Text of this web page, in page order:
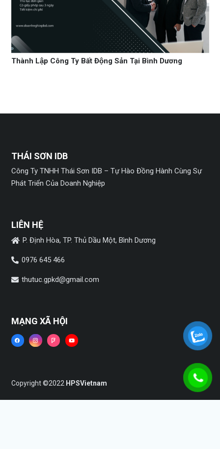
Thành Lập Công Ty Bất Động Sản Tại Bình Dương
THÁI SƠN IDB
Công Ty TNHH Thái Sơn IDB – Tự Hào Đồng Hành Cùng Sự
Phát Triển Của Doanh Nghiệp
LIÊN HỆ
P. Định Hòa, TP. Thủ Dầu Một, Bình Dương
0976 645 466
thutuc.gpkd@gmail.com
MẠNG XÃ HỘI
Copyright ©2022 HPSVietnam